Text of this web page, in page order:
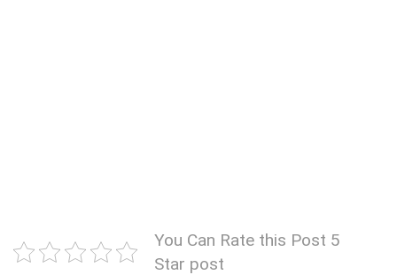
You Can Rate this Post 5
Star post